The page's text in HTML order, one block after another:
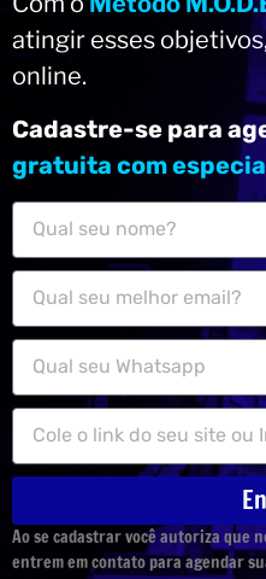
Com o Método
atingir esses
online.
Cadastre-se para
gratuita com